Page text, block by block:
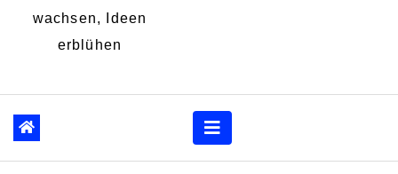
wachsen, Ideen
erblühen